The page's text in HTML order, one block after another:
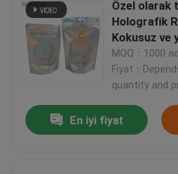
Özel olarak
Holografik
Kokusuz ve
fonksiyonlu
MOQ：1000
Fiyat：
quantity and
En iyi fiyat